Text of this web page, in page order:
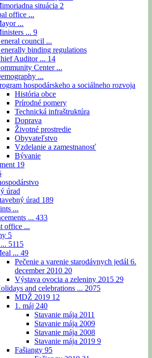
situácia 2
office ...
...
... 9
council ...
binding regulations
Auditor ... 14
Center ...
...
hospodárskeho a sociálneho rozvoja
História obce
Prírodné pomery
Technická infraštruktúra
Doprava
Životné prostredie
Obyvateľstvo
Vzdelanie a zamestnanosť
Bývanie
19
úrad
úrad 189
...
... 433
office ...
5
5115
... 49
Pečenie a varenie starodávnych jedál 6.
december 2010 20
Výstava ovocia a zeleniny 2015 29
and celebrations ... 2075
MDŽ 2019 12
1. máj 240
Stavanie mája 2011
Stavanie mája 2009
Stavanie mája 2008
Stavanie mája 2019 9
Fašiangy 95